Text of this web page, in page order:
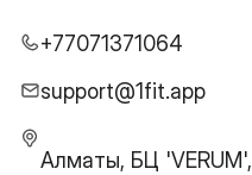
+77071371064
support@1fit.app
Алматы, БЦ 'VERUM',